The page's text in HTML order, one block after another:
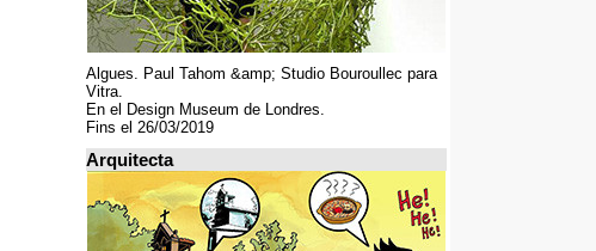
Algues. Paul Tahom &amp; Studio Bouroullec para
Vitra.
En el Design Museum de Londres.
Fins el 26/03/2019
Arquitecta